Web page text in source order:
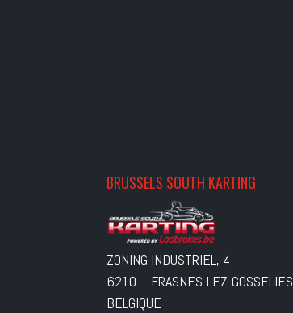
BRUSSELS SOUTH KARTING
ZONING INDUSTRIEL, 4
6210 – FRASNES-LEZ-GOSSELIES
BELGIQUE